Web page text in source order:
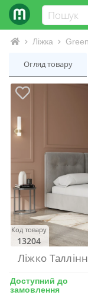
Інтернет-
Ліжка
Огляд товару
Код товару
13204
Ліжко
Доступний до
замовлення